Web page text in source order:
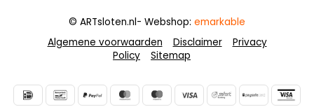
Algemene voorwaarden Disclaimer
Privacy
Policy
Sitemap
© ARTsloten.nl- Webshop: emarkable